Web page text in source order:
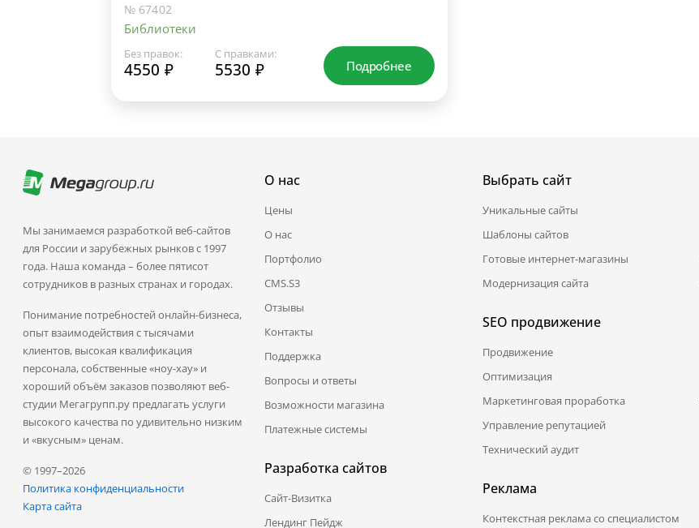
№ 67402
Библиотеки
Без правок:
4550 ₽
С правками:
5530 ₽ Подробнее
Мы занимаемся разработкой веб-сайтов
для России и зарубежных рынков с 1997
года. Наша команда – более пятисот
сотрудников в разных странах и городах.
Понимание потребностей онлайн-бизнеса,
опыт взаимодействия с тысячами
клиентов, высокая квалификация
персонала, собственные «ноу-хау» и
хороший объём заказов позволяют веб-
студии Мегагрупп.ру предлагать услуги
высокого качества по удивительно низким
и «вкусным» ценам.
© 1997–2026
Политика конфиденциальности
Карта сайта
О нас
Цены
О нас
Портфолио
CMS.S3
Отзывы
Контакты
Поддержка
Вопросы и ответы
Возможности магазина
Платежные системы
Разработка сайтов
Сайт-Визитка
Лендинг Пейдж
Выбрать сайт
Уникальные сайты
Шаблоны сайтов
Готовые интернет-магазины
Модернизация сайта
SEO продвижение
Продвижение
Оптимизация
Маркетинговая проработка
Управление репутацией
Технический аудит
Реклама
Контекстная реклама со специалистом